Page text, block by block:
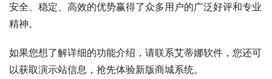
安全、稳定、高效的优势赢得了众多用户的广泛好评和专业
精神。
如果您想了解详细的功能介绍，请联系艾蒂娜软件，您还可
以获取演示站信息，抢先体验新版商城系统。